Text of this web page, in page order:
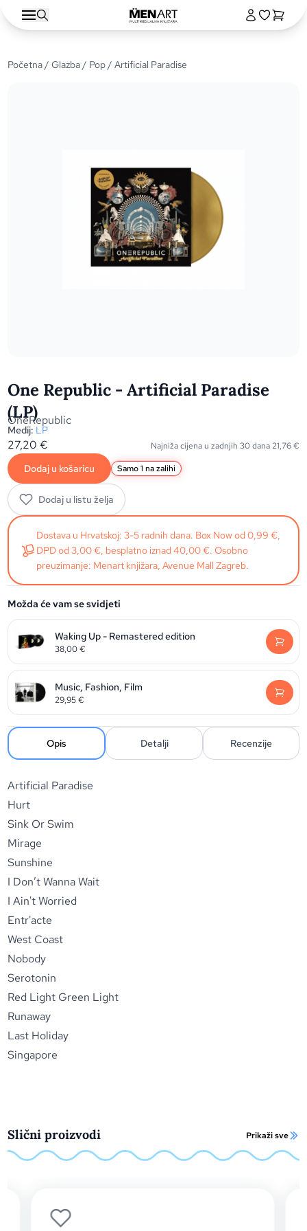
Početna/Glazba/ Pop/ Artificial Paradise
One Republic - Artificial Paradise
(LP)
OneRepublic
Medij: LP
27,20€ Najniža cijena u zadnjih 30 dana 21,76€
Dodaj u košaricu Samo 1 na zalihi
Dodaj u listu želja
Dostava u Hrvatskoj: 3-5 radnih dana. Box Now od 0,99 €,
DPD od 3,00 €, besplatno iznad 40,00 €. Osobno
preuzimanje: Menart knjižara, Avenue Mall Zagreb.
Možda će vam se svidjeti
Waking Up - Remastered edition
38,00€
Music, Fashion, Film
29,95€
Opis Detalji Recenzije
Artificial Paradise
Hurt
Sink Or Swim
Mirage
Sunshine
I Don’t Wanna Wait
I Ain't Worried
Entr'acte
West Coast
Nobody
Serotonin
Red Light Green Light
Runaway
Last Holiday
Singapore
Slični proizvodi Prikaži sve